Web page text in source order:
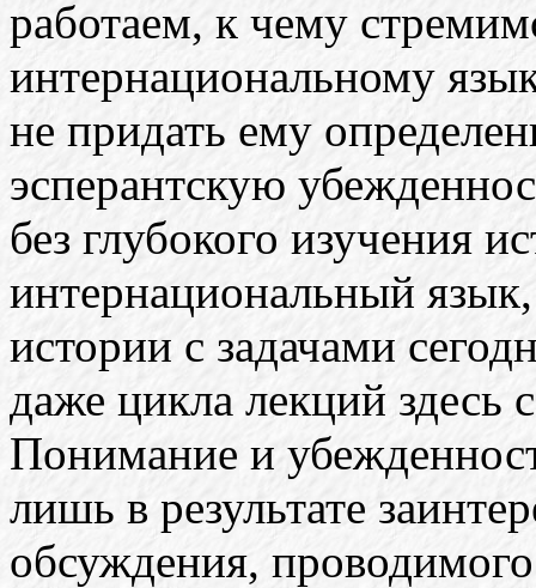
работаем, к чему
интернациональному
не придать ему
эсперантскую
без глубокого изучения
интернациональный
истории с задачами
даже цикла лекций здесь
Понимание и
лишь в результате
обсуждения,